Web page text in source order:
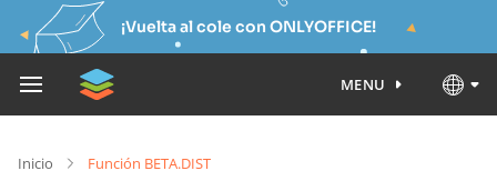
¡Vuelta al cole con ONLYOFFICE!
MENU
Inicio Función BETA.DIST